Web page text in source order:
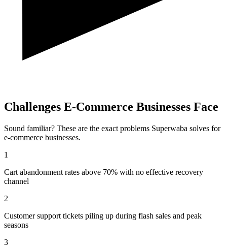
Challenges E-Commerce Businesses Face
Sound familiar? These are the exact problems Superwaba solves for
e-commerce businesses.
1
Cart abandonment rates above 70% with no effective recovery
channel
2
Customer support tickets piling up during flash sales and peak
seasons
3